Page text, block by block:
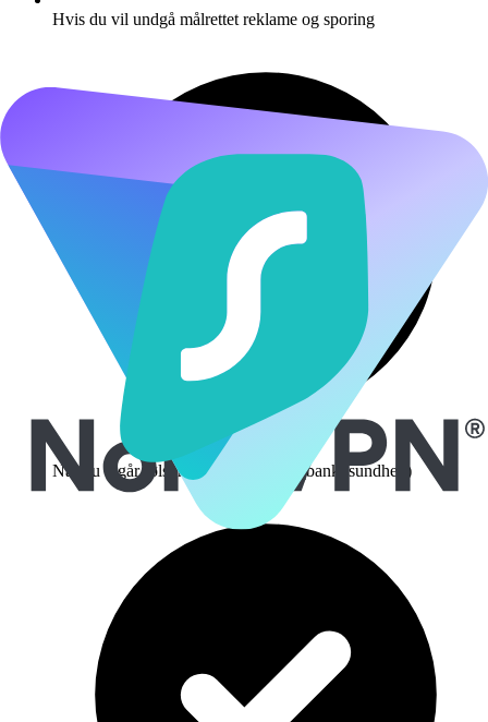
Hvis du vil undgå målrettet reklame og sporing
Når du tilgår følsomme oplysninger (bank, sundhed)